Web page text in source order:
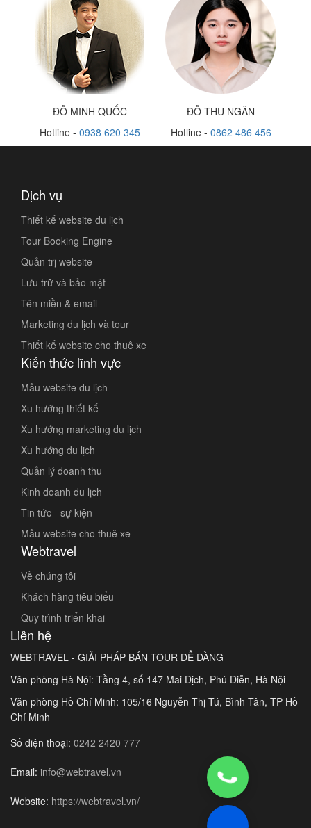
ĐỖ MINH QUỐC
Hotline - 0938 620 345
ĐỖ THU NGÂN
Hotline - 0862 486 456
Dịch vụ
Thiết kế website du lịch
Tour Booking Engine
Quản trị website
Lưu trữ và bảo mật
Tên miền & email
Marketing du lịch và tour
Thiết kế website cho thuê xe
Kiến thức lĩnh vực
Mẫu website du lịch
Xu hướng thiết kế
Xu hướng marketing du lịch
Xu hướng du lịch
Quản lý doanh thu
Kinh doanh du lịch
Tin tức - sự kiện
Mẫu website cho thuê xe
Webtravel
Về chúng tôi
Khách hàng tiêu biểu
Quy trình triển khai
Liên hệ
WEBTRAVEL - GIẢI PHÁP BÁN TOUR DỄ DÀNG
Văn phòng Hà Nội: Tầng 4, số 147 Mai Dịch, Phú Diễn, Hà Nội
Văn phòng Hồ Chí Minh: 105/16 Nguyễn Thị Tú, Bình Tân, TP Hồ
Chí Minh
Số điện thoại: 0242 2420 777
Email: info@webtravel.vn
Website: https://webtravel.vn/